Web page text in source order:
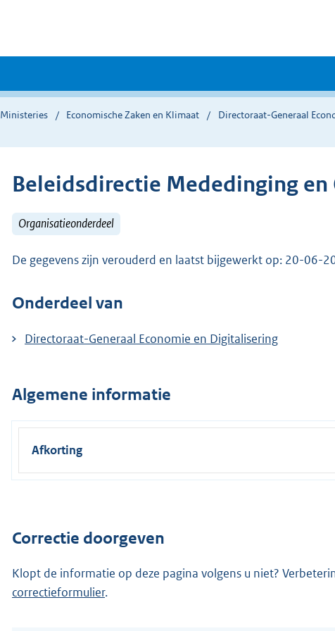
Ministeries Economische Zaken en Klimaat Directoraat-Generaal
Beleidsdirectie Mededinging en
Organisatieonderdeel
De gegevens zijn verouderd en laatst bijgewerkt op: 20-06-
Onderdeel van
Directoraat-Generaal Economie en Digitalisering
Algemene informatie
Afkorting
Correctie doorgeven
Klopt de informatie op deze pagina volgens u niet?
correctieformulier.